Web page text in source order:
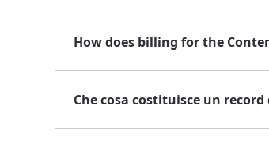
How does billing for the
Che cosa costituisce un